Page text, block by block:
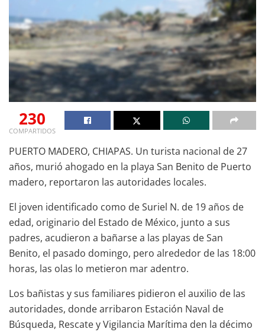
230
COMPARTIDOS
PUERTO MADERO, CHIAPAS. Un turista nacional de 27
años, murió ahogado en la playa San Benito de Puerto
madero, reportaron las autoridades locales.
El joven identificado como de Suriel N. de 19 años de
edad, originario del Estado de México, junto a sus
padres, acudieron a bañarse a las playas de San
Benito, el pasado domingo, pero alrededor de las 18:00
horas, las olas lo metieron mar adentro.
Los bañistas y sus familiares pidieron el auxilio de las
autoridades, donde arribaron Estación Naval de
Búsqueda, Rescate y Vigilancia Marítima den la décimo